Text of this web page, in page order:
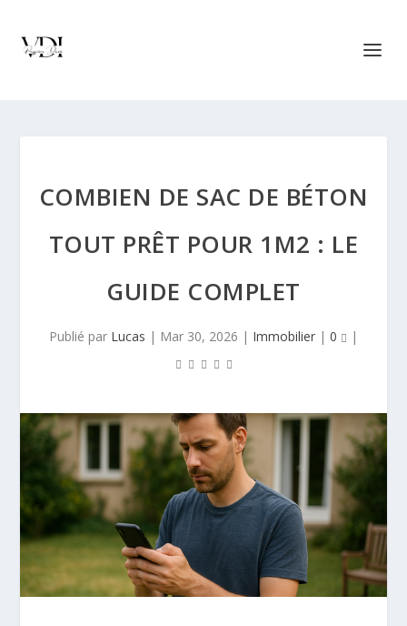
COMBIEN DE SAC DE BÉTON
TOUT PRÊT POUR 1M2 : LE
GUIDE COMPLET
Publié par Lucas | Mar 30, 2026 | Immobilier | 0 |